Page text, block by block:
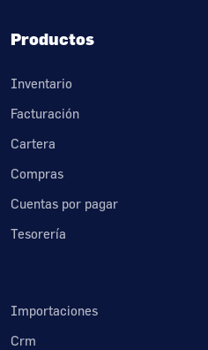
Productos
Inventario
Facturación
Cartera
Compras
Cuentas por pagar
Tesorería
Importaciones
Crm